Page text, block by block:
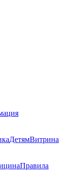
ДетямВитрина
Правила